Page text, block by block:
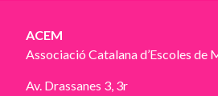
ACEM
Associació Catalana d’Escoles de
Av. Drassanes 3, 3r